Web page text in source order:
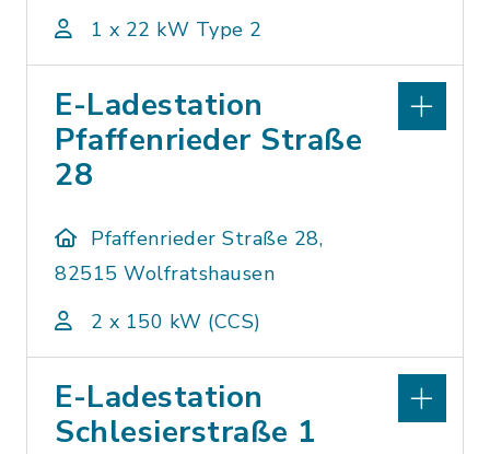
1 x 22 kW Type 2
E-Ladestation
Pfaffenrieder Straße
28
Pfaffenrieder Straße 28,
82515 Wolfratshausen
2 x 150 kW (CCS)
E-Ladestation
Schlesierstraße 1